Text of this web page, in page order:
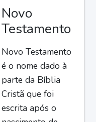
Novo
Testamento
Novo Testamento
é o nome dado à
parte da Bíblia
Cristã que foi
escrita após o